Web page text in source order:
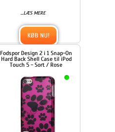
...LÆS MERE
KØB NU!
Fodspor Design 2 i 1 Snap-On
Hard Back Shell Case til iPod
Touch 5 - Sort / Rose